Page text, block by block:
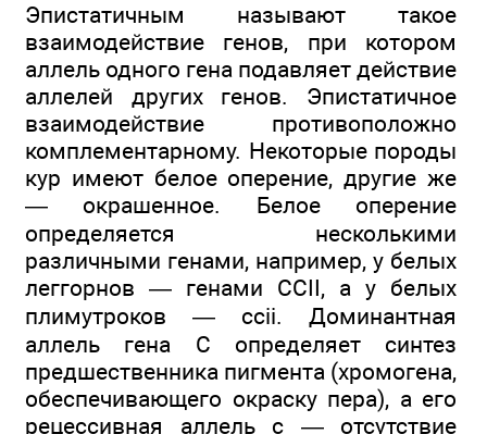
Эпистатичным называют такое
взаимодействие генов, при котором
аллель одного гена подавляет действие
аллелей других генов. Эпистатичное
взаимодействие противоположно
комплементарному. Некоторые породы
кур имеют белое оперение, другие же
— окрашенное. Белое оперение
определяется несколькими
различными генами, например, у белых
леггорнов — генами CCII, а у белых
плимутроков — ccii. Доминантная
аллель гена С определяет синтез
предшественника пигмента (хромогена,
обеспечивающего окраску пера), а его
рецессивная аллель с — отсутствие